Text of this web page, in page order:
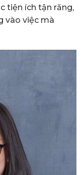
tiện ích tận răng,
vào việc mà